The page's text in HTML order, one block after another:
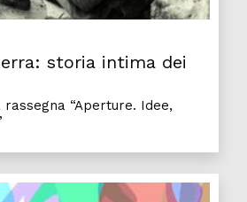
storia intima dei
“Aperture. Idee,